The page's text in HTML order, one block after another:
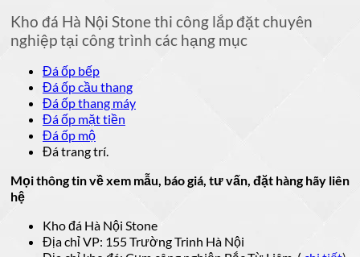
Kho đá Hà Nội Stone thi công lắp đặt chuyên
nghiệp tại công trình các hạng mục
Đá ốp bếp
Đá ốp cầu thang
Đá ốp thang máy
Đá ốp mặt tiền
Đá ốp mộ
Đá trang trí.
Mọi thông tin về xem mẫu, báo giá, tư vấn, đặt hàng hãy liên
hệ
Kho đá Hà Nội Stone
Địa chỉ VP: 155 Trường Trinh Hà Nội